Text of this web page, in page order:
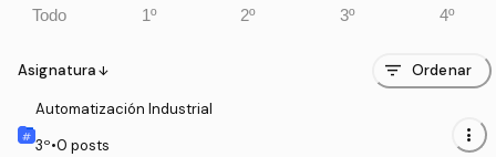
Todo 1º 2º 3º 4º
Asignatura arrow_downward filter_list Ordenar
Automatización Industrial
3º•0 posts more_vert